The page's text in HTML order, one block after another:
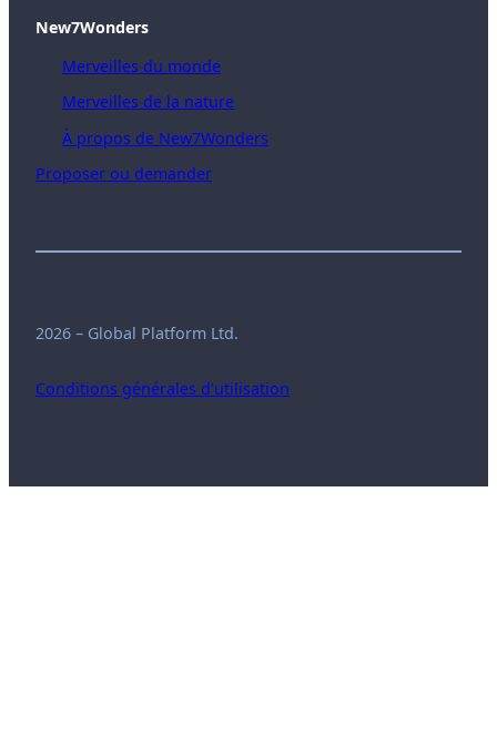
New7Wonders
Merveilles du monde
Merveilles de la nature
À propos de New7Wonders
Proposer ou demander
2026 – Global Platform Ltd.
Conditions générales d’utilisation